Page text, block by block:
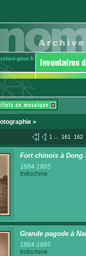
»
1 ... 161 162
Fort chinois à Dong
1884-1885
Indochine
Grande pagode à
1884-1885
Indochine